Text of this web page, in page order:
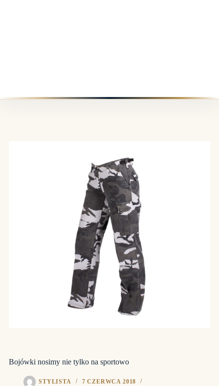
Bojówki nosimy nie tylko na sportowo
STYLISTA
7 CZERWCA 2018